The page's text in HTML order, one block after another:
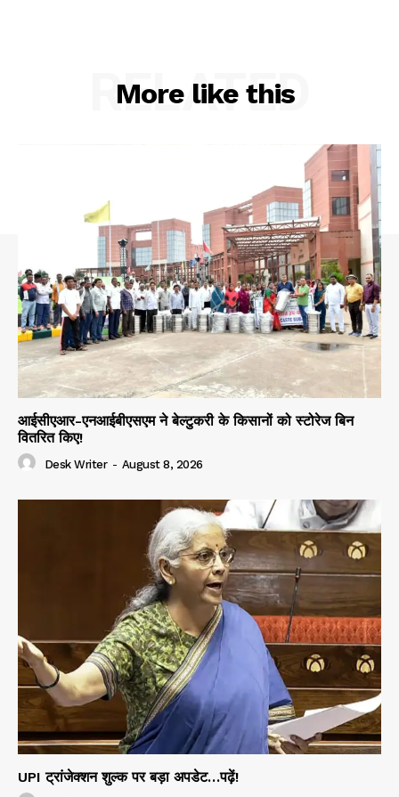
More like this
RELATED
आईसीएआर-एनआईबीएसएम ने बेल्टुकरी के किसानों को स्टोरेज बिन
वितरित किए!
Desk Writer - August 8, 2026
UPI ट्रांजेक्शन शुल्क पर बड़ा अपडेट…पढ़ें!